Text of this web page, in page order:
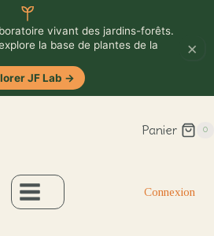
vivant des jardins-forêts.
la base de plantes de la
JF Lab →
×
Panier 0
Connexion